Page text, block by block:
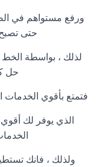
ورفع مستواهم في
حتى تصبح
لذلك ، بواسطة
حل
فتمتع بأقوي
الذي يوفر لك
ولذلك ، فانك